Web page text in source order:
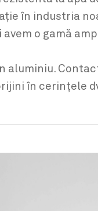
în industria
o gamă
aluminiu.
în cerințele